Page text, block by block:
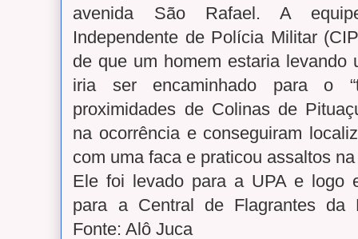
avenida São Rafael. A
Independente de Polícia Militar
de que um homem estaria levando
iria ser encaminhado para o
proximidades de Colinas de
na ocorrência e conseguiram
com uma faca e praticou assaltos
Ele foi levado para a UPA e logo
para a Central de Flagrantes da
Fonte: Alô Juca